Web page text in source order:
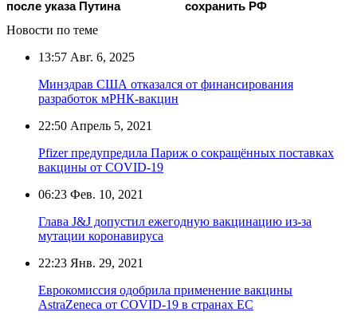
после указа Путина
сохранить РФ
Новости по теме
13:57 Авг. 6, 2025
Минздрав США отказался от финансирования
разработок мРНК-вакцин
22:50 Апрель 5, 2021
Pfizer предупредила Париж о сокращённых поставках
вакцины от COVID-19
06:23 Фев. 10, 2021
Глава J&J допустил ежегодную вакцинацию из-за
мутации коронавируса
22:23 Янв. 29, 2021
Еврокомиссия одобрила применение вакцины
AstraZeneca от COVID-19 в странах ЕС